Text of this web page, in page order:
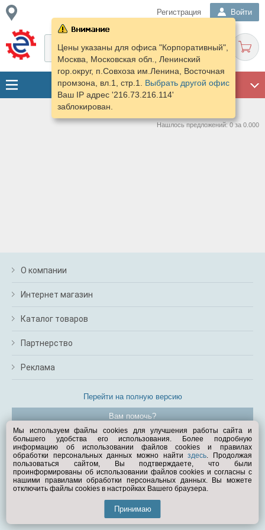
Регистрация Войти
ГАРАЖ
Цены указаны для офиса "Корпоративный",
Москва, Московская обл., Ленинский
гор.округ, п.Совхоза им.Ленина, Восточная
промзона, вл.1, стр.1. Выбрать другой офис
Ваш IP адрес '216.73.216.114'
заблокирован.
Нашлось предложений: 0 за 0.000
О компании
Интернет магазин
Каталог товаров
Партнерство
Реклама
Перейти на полную версию
Вам помочь?
© Exist.ru 1998—2026
Мы используем файлы cookies для улучшения работы сайта и
большего удобства его использования. Более подробную
информацию об использовании файлов cookies и правилах
обработки персональных данных можно найтиздесь. Продолжая
пользоваться сайтом, Вы подтверждаете, что были
проинформированы об использовании файлов cookies и согласны с
нашими правилами обработки персональных данных. Вы можете
отключить файлы cookies в настройках Вашего браузера.
Принимаю